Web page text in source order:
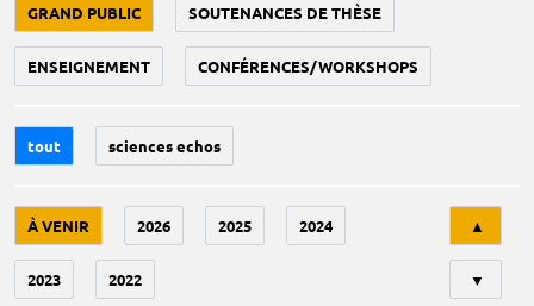
GRAND PUBLIC SOUTENANCES DE THÈSE
ENSEIGNEMENT CONFÉRENCES/WORKSHOPS
tout sciences echos
À VENIR 2026 2025 2024
2023 2022
▲
▼